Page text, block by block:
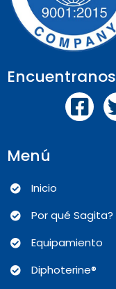
Encuentranos
Menú
Inicio
Por qué Sagita?
Equipamiento
Diphoterine®